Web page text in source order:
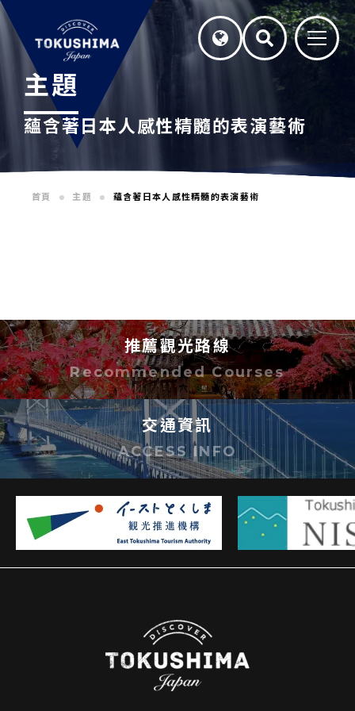
蘊含著日本人感性精髓的表演藝術
主題
首頁 主題 蘊含著日本人感性精髓的表演藝術
推薦觀光路線
Recommended Courses
交通資訊
ACCESS INFO